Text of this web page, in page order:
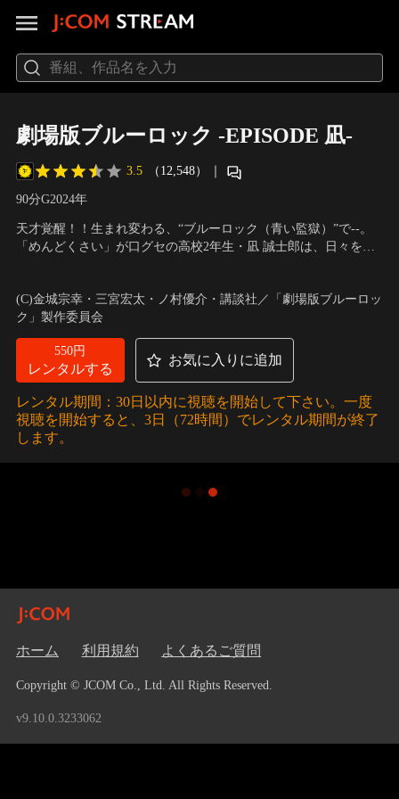
劇場版ブルーロック -EPISODE 凪-
3.5 （12,548） ｜
90分G2024年
天才覚醒！！生まれ変わる、“ブルーロック（青い監獄）”で--。
「めんどくさい」が口グセの高校2年生・凪 誠士郎は、日々を無
めた凪は、圧倒的なサッカーセンスを発揮。ある日、“ブルーロッ
ク（青い監獄）”プロジェクトの招待状が届く。
(C)金城宗幸・三宮宏太・ノ村優介・講談社／「劇場版ブルーロッ
ク」製作委員会
550円
レンタルする
お気に入りに追加
レンタル期間：30日以内に視聴を開始して下さい。一度
視聴を開始すると、3日（72時間）でレンタル期間が終了
します。
ホーム 利用規約 よくあるご質問
Copyright © JCOM Co., Ltd. All Rights Reserved.
v9.10.0.3233062